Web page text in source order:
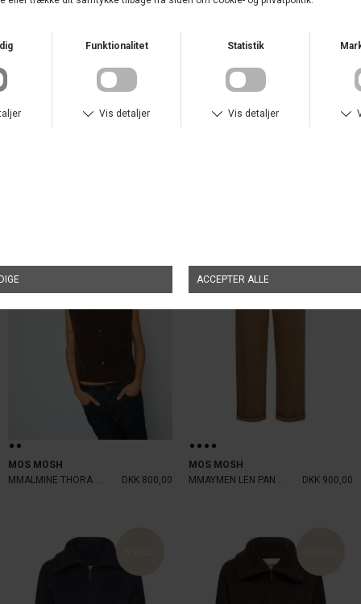
Størrelsesguide - Klik her
MOS MOSH
MMALMINE THORA KNIT VEST DELIC
DKK 800,00
MOS MOSH
MMAYMEN LEN PANT DARK CAMEL
DKK 900,00